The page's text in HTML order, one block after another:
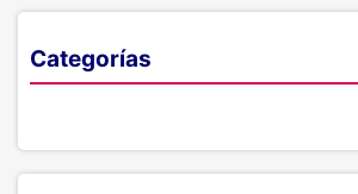
Categorías